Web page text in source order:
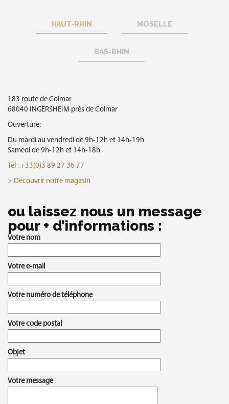
HAUT-RHIN MOSELLE
BAS-RHIN
183 route de Colmar
68040 INGERSHEIM près de Colmar
Ouverture:
Du mardi au vendredi de 9h-12h et 14h-19h
Samedi de 9h-12h et 14h-18h
Tel : +33(0)3 89 27 36 77
> Découvrir notre magasin
57000 METZ
Du mardi au vendredi de 14h-19h
samedi de 10h-12h et 14h-18h
Tel : +33(0)6 44 23 59 08
> Découvrir notre magasin
Ouverture :
le samedi de 10h – 13h et 14h – 18h
Tel : +33(0)3 88 47 31 37
> Découvrir notre magasin
ou laissez nous un message
pour + d’informations :
Votre nom
Votre e-mail
Votre numéro de téléphone
Votre code postal
Objet
Votre message